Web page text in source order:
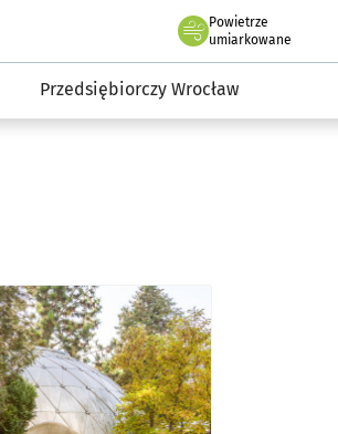
Powietrze
we Wrocławiu
umiarkowane
Przedsiębiorczy Wrocław